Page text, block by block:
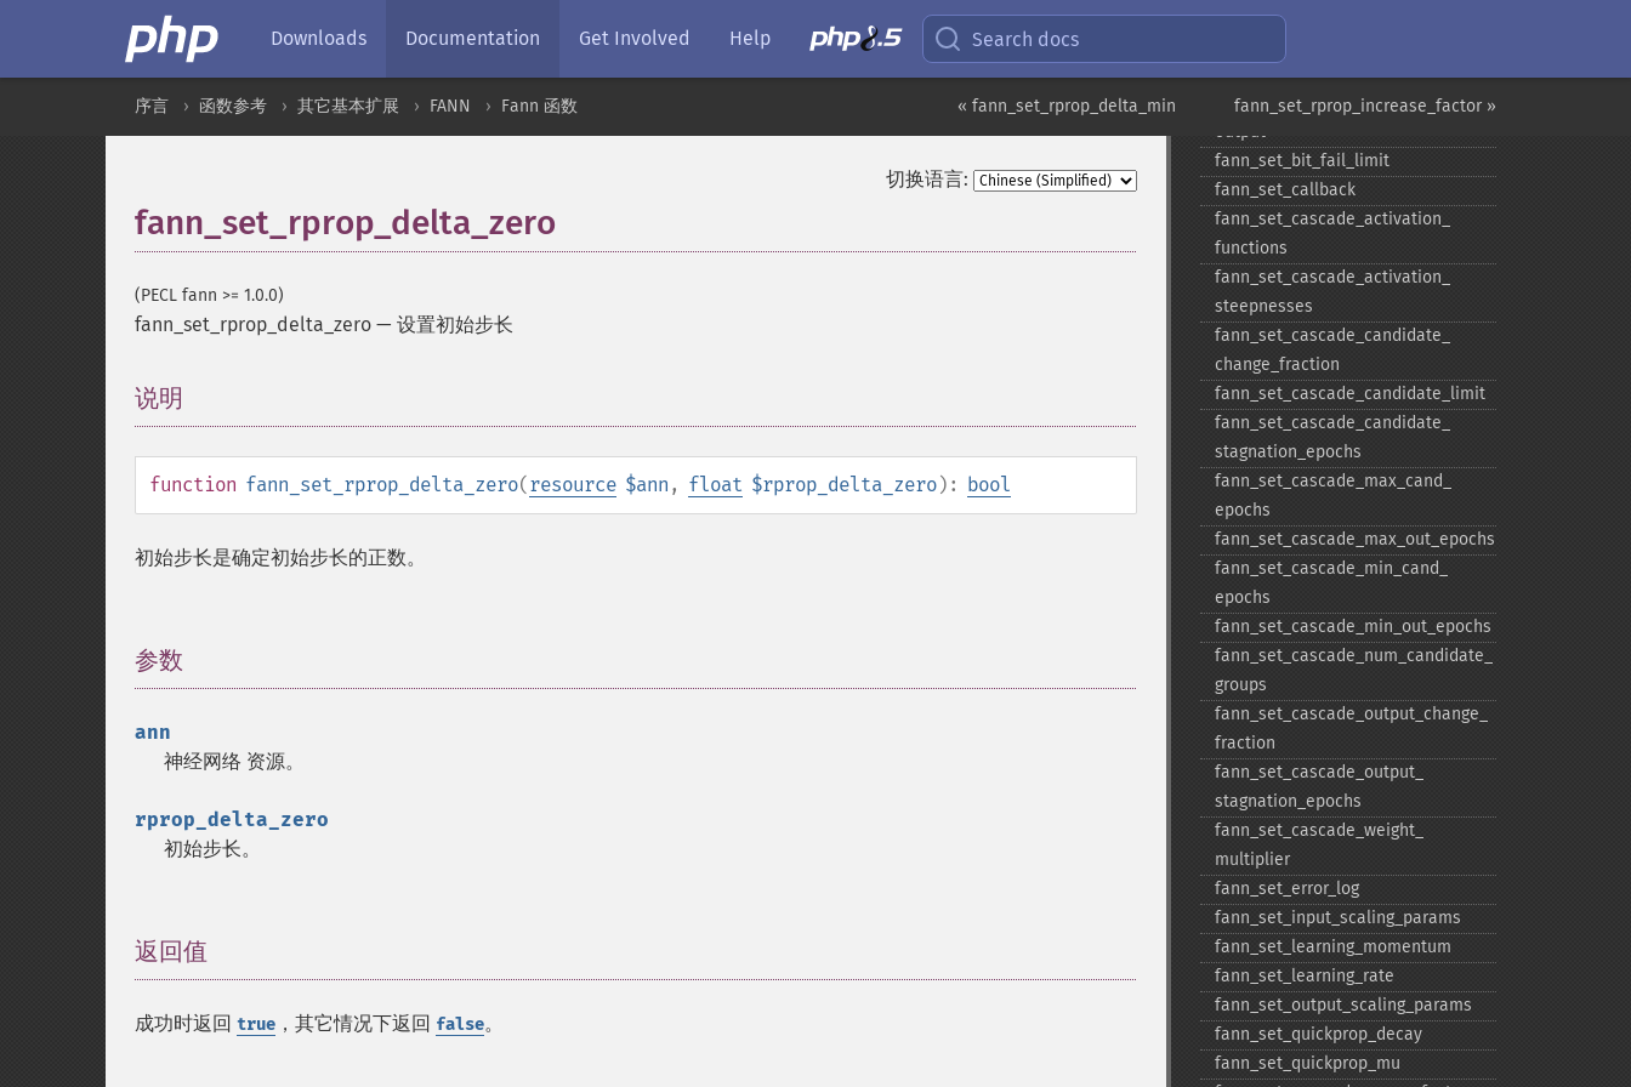
Downloads Documentation Get Involved Help Search docs
fann_set_rprop_increase_factor »
« fann_set_rprop_delta_min
序言 函数参考 其它基本扩展 FANN Fann 函数
切换语言:
fann_set_rprop_delta_zero
(PECL fann >= 1.0.0)
fann_set_rprop_delta_zero — 设置初始步长
说明
function fann_set_rprop_delta_zero(resource $ann , float $rprop_delta_zero): bool
初始步长是确定初始步长的正数。
参数
ann
神经网络 资源。
rprop_delta_zero
初始步长。
返回值
成功时返回 true ，其它情况下返回 false。
hidden
layer
fann_​set_​activation_​steepness_​
output
fann_​set_​bit_​fail_​limit
fann_​set_​callback
fann_​set_​cascade_​activation_​
functions
fann_​set_​cascade_​activation_​
steepnesses
fann_​set_​cascade_​candidate_​
change_​fraction
fann_​set_​cascade_​candidate_​limit
fann_​set_​cascade_​candidate_​
stagnation_​epochs
fann_​set_​cascade_​max_​cand_​
epochs
fann_​set_​cascade_​max_​out_​epochs
fann_​set_​cascade_​min_​cand_​
epochs
fann_​set_​cascade_​min_​out_​epochs
fann_​set_​cascade_​num_​candidate_​
groups
fann_​set_​cascade_​output_​change_​
fraction
fann_​set_​cascade_​output_​
stagnation_​epochs
fann_​set_​cascade_​weight_​
multiplier
fann_​set_​error_​log
fann_​set_​input_​scaling_​params
fann_​set_​learning_​momentum
fann_​set_​learning_​rate
fann_​set_​output_​scaling_​params
fann_​set_​quickprop_​decay
fann_​set_​quickprop_​mu